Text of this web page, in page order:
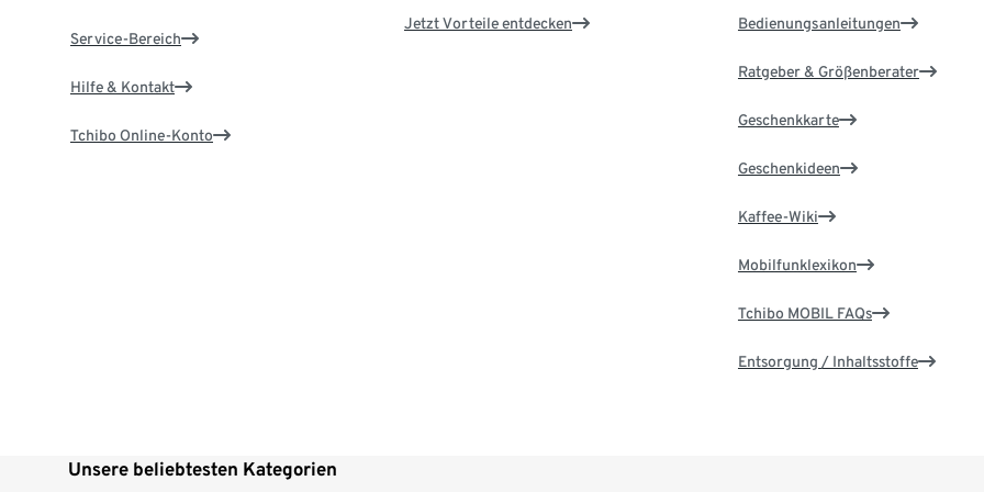
Service-Bereich
Hilfe & Kontakt
Tchibo Online-Konto
Jetzt Vorteile entdecken Bedienungsanleitungen
Ratgeber & Größenberater
Geschenkkarte
Geschenkideen
Kaffee-Wiki
Mobilfunklexikon
Tchibo MOBIL FAQs
Entsorgung / Inhaltsstoffe
Unsere beliebtesten Kategorien